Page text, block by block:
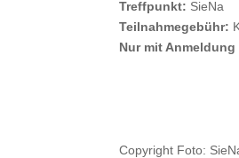
Treffpunkt: SieNa
Teilnahmegebühr:
Nur mit Anmeldung
Copyright Foto: